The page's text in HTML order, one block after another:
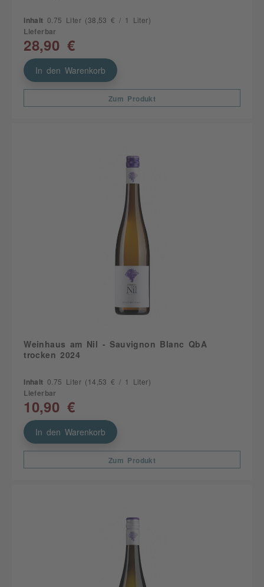
Inhalt 0.75 Liter (38,53 € / 1 Liter)
Lieferbar
28,90 €
In den Warenkorb
Zum Produkt
Weinhaus am Nil - Sauvignon Blanc QbA
trocken 2024
Inhalt 0.75 Liter (14,53 € / 1 Liter)
Lieferbar
10,90 €
In den Warenkorb
Zum Produkt